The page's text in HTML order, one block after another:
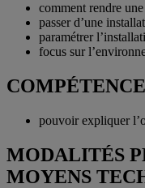
comment rendre
passer d’une
paramétrer
focus sur
pouvoir expliquer
MODALITÉS
MOYENS